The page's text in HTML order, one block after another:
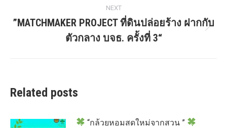
NEXT
”MATCHMAKER PROJECT ที่ดินปล่อยร้าง ฝากกับ
ตัวกลาง บจธ. ครั้งที่ 3“
Related posts
“กล้วยหอมสดใหม่จากสวน ”